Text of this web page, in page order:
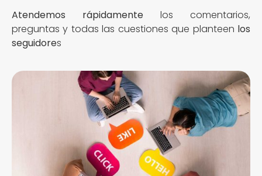
Atendemos rápidamente los comentarios,
preguntas y todas las cuestiones que planteen los
seguidores